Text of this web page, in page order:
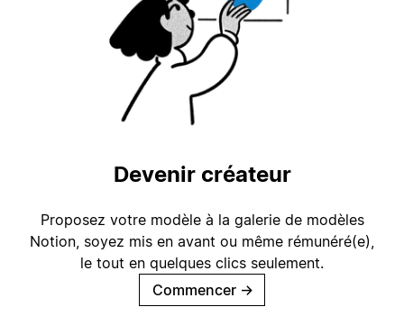
Devenir créateur
Proposez votre modèle à la galerie de modèles
Notion, soyez mis en avant ou même rémunéré(e),
le tout en quelques clics seulement.
Commencer →